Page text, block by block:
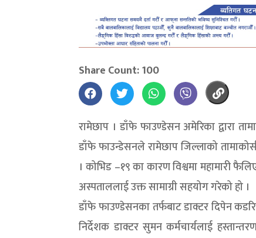
Share Count: 100
रामेछाप । डाँफे फाउण्डेसन अमेरिका द्वारा
डाँफे फाउन्डेसनले रामेछाप जिल्लाको
। कोभिड –१९ का कारण विश्वमा महामारी
अस्पताललाई उक्त सामाग्री सहयोग गरेको हो ।
डाँफे फाउण्डेसनका तर्फबाट डाक्टर दिपेन
निर्देशक डाक्टर सुमन कर्मचार्यलाई